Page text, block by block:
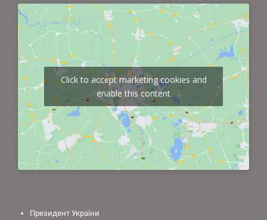
Click to accept marketing cookies and
enable this content
Президент України